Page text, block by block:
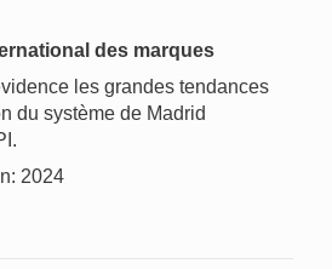
des marques
les grandes tendances
du système de Madrid
2024